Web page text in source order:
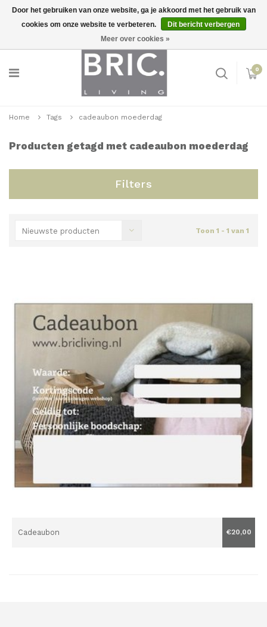
Inloggen
0
Home Tags cadeaubon moederdag
Producten getagd met cadeaubon moederdag
Filters
Nieuwste producten Toon 1 - 1 van 1
Cadeaubon €20,00
Door het gebruiken van onze website, ga je akkoord met het gebruik van
cookies om onze website te verbeteren.
Dit bericht verbergen
Meer over cookies »